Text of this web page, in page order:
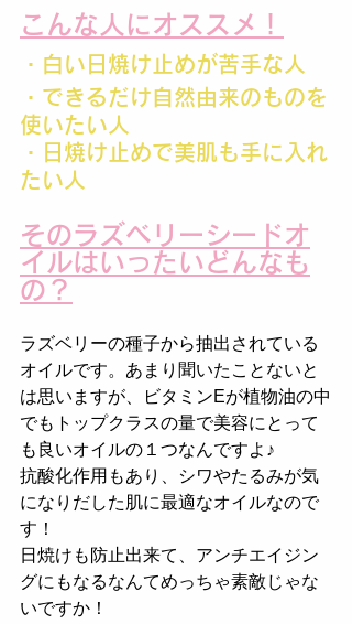
こんな人にオススメ！
・白い日焼け止めが苦手な人
・できるだけ自然由来のものを
使いたい人
・日焼け止めで美肌も手に入れ
たい人
そのラズベリーシードオ
イルはいったいどんなも
の？
ラズベリーの種子から抽出されている
オイルです。あまり聞いたことないと
は思いますが、ビタミンEが植物油の中
でもトップクラスの量で美容にとって
も良いオイルの１つなんですよ♪
抗酸化作用もあり、シワやたるみが気
になりだした肌に最適なオイルなので
す！
日焼けも防止出来て、アンチエイジン
グにもなるなんてめっちゃ素敵じゃな
いですか！